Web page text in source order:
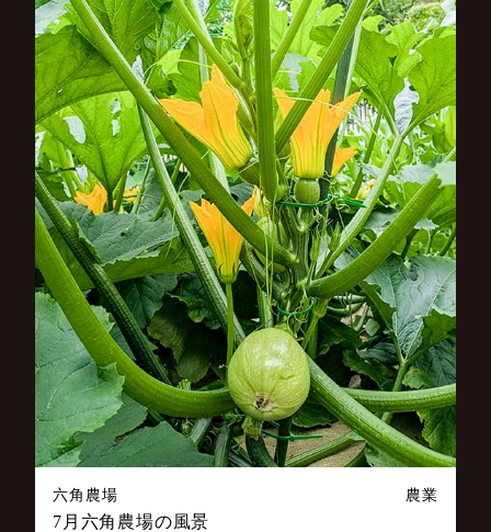
六角農場 農業
7月六角農場の風景